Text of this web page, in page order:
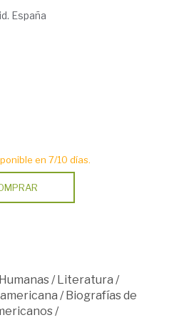
España
en 7/10 días.
/Literatura /
/Biografías de
/